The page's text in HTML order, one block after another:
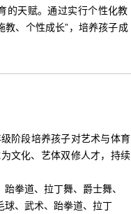
的天赋。通过实行个性化教
教、个性成长”，培养孩子成
阶段培养孩子对艺术与体育
文化、艺体双修人才，持续
拳道、拉丁舞、爵士舞、
球、武术、跆拳道、拉丁